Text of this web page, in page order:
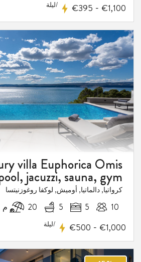
€395 - €1,100 /ليلة
villa Euphorica Omis
jacuzzi, sauna, gym
كرواتيا, دالماتيا, أوميش, لوكفا روغوزنيتسا
10
5
5 20 م
€500 - €1,000 /ليلة